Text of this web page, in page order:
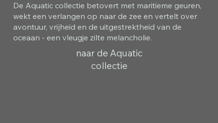
De Aquatic collectie betovert met maritieme geuren,
wekt een verlangen op naar de zee en vertelt over
avontuur, vrijheid en de uitgestrektheid van de
oceaan - een vleugje zilte melancholie.
naar de Aquatic
collectie